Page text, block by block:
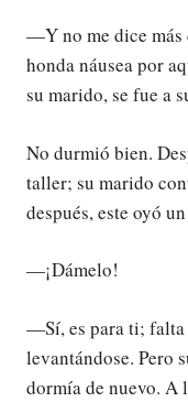
—Y no me dice
honda náusea por
su marido, se fue a
No durmió bien.
taller; su marido
después, este oyó
—¡Dámelo!
—Sí, es para ti;
levantándose. Pero
dormía de nuevo. A